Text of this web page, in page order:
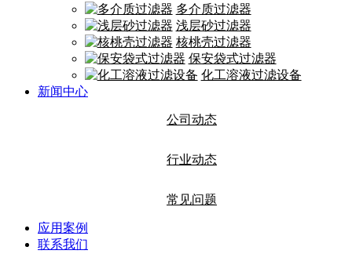
多介质过滤器
浅层砂过滤器
核桃壳过滤器
保安袋式过滤器
化工溶液过滤设备
新闻中心
公司动态
行业动态
常见问题
应用案例
联系我们